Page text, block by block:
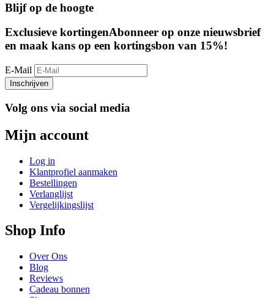
Blijf op de hoogte
Exclusieve kortingenAbonneer op onze nieuwsbrief
en maak kans op een kortingsbon van 15%!
E-Mail
Inschrijven
Volg ons via social media
Mijn account
Log in
Klantprofiel aanmaken
Bestellingen
Verlanglijst
Vergelijkingslijst
Shop Info
Over Ons
Blog
Reviews
Cadeau bonnen